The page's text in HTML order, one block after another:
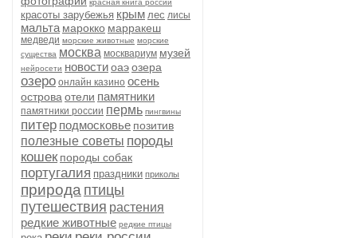
красная книга россии
красоты зарубежья крым лес лисы
мальта марокко марракеш
медведи морские животные морские
существа москва москвариум музей
нейросети новостиоаэозера
озеро онлайн казино осень
острова отели памятники
памятники россии пермь пингвины
питер подмосковье позитив
полезные советы породы
кошек породы собак
португалия праздники приколы
природа птицы
путешествия растения
редкие животные редкие птицы